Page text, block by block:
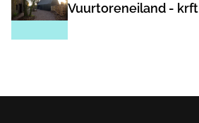
Vuurtoreneiland - krft